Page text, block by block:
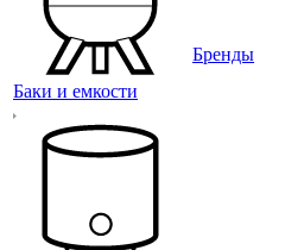
Баки и емкости
Бренды